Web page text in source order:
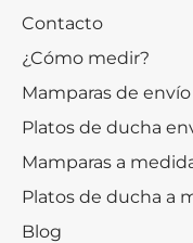
Contacto
¿Cómo medir?
Mamparas de
Platos de ducha
Mamparas a
Platos de ducha a
Blog